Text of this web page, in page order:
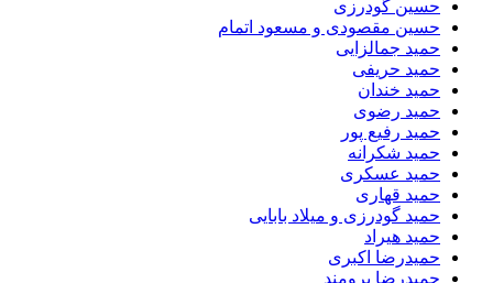
حسین گودرزی
حسین مقصودی و مسعود اتمام
حمید جمالزایی
حمید حریفی
حمید خندان
حمید رضوی
حمید رفیع پور
حمید شکرانه
حمید عسکری
حمید قهاری
حمید گودرزی و میلاد بابایی
حمید هیراد
حمیدرضا اکبری
حمیدرضا برومند